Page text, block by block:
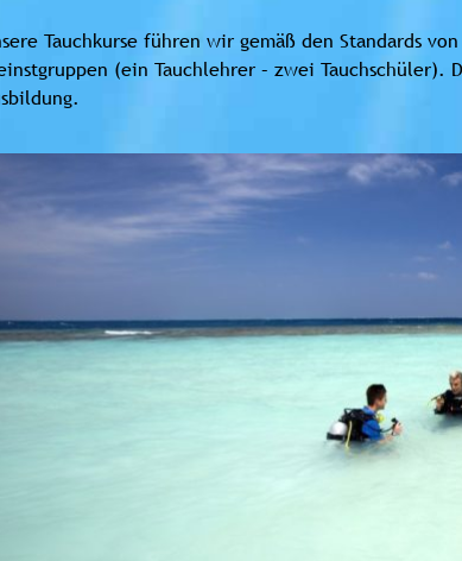
Tauchkurse führen wir gemäß den Standards
(ein Tauchlehrer – zwei